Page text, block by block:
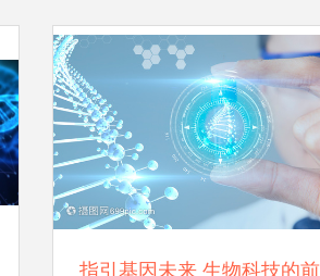
指引基因未来 生物科技的前